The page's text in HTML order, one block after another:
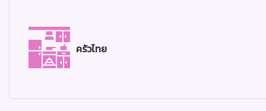
ครัวไทย